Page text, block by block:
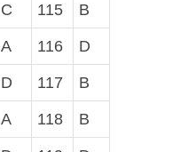
C 115 B
A 116 D
D 117 B
A 118 B